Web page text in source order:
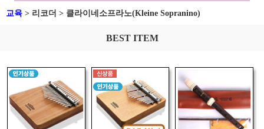
교육 > 리코더 > 클라이네소프라노(Kleine Sopranino)
BEST ITEM